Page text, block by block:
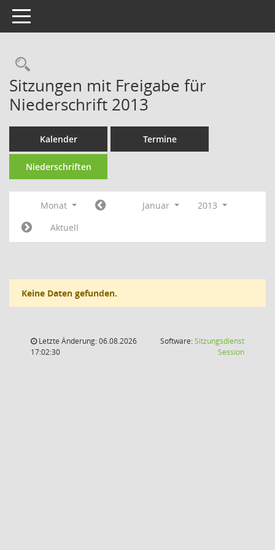
Toggle navigation
Rechercheauswahl
Sitzungen mit Freigabe für
Niederschrift 2013
Kalender Termine
Niederschriften
Monat Januar
2013
Aktuell
Keine Daten gefunden.
Letzte Änderung: 06.08.2026
17:02:30
Software:Sitzungsdienst
Session(Wird in